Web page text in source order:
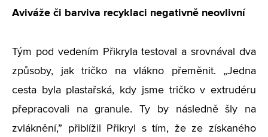
Aviváže či barviva recyklaci negativně neovlivní
Tým pod vedením Přikryla testoval a srovnával dva
způsoby, jak tričko na vlákno přeměnit. „Jedna
cesta byla plastařská, kdy jsme tričko v extrudéru
přepracovali na granule. Ty by následně šly na
zvláknění,” přiblížil Přikryl s tím, že ze získaného